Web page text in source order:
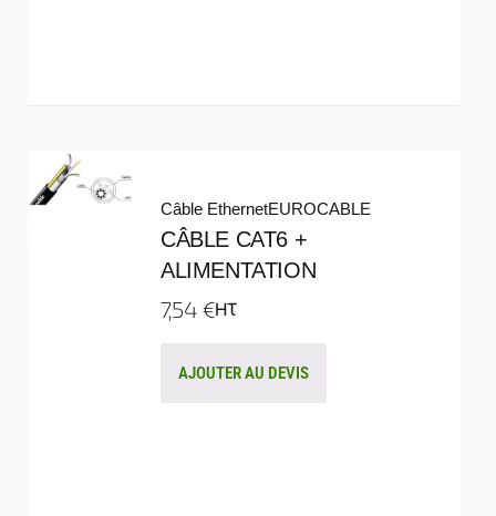
Câble EthernetEUROCABLE
CÂBLE CAT6 +
ALIMENTATION
7,54€HT
AJOUTER AU DEVIS